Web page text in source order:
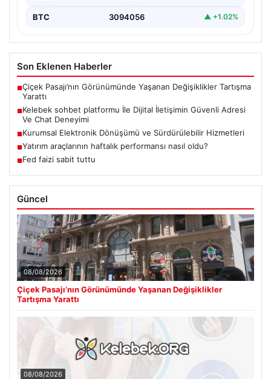
BTC 3094056 ▲ +1.02%
Son Eklenen Haberler
■Çiçek Pasajı’nın Görünümünde Yaşanan Değişiklikler Tartışma
Yarattı
■Kelebek sohbet platformu İle Dijital İletişimin Güvenli Adresi
Ve Chat Deneyimi
■Kurumsal Elektronik Dönüşümü ve Sürdürülebilir Hizmetleri
■Yatırım araçlarının haftalık performansı nasıl oldu?
■Fed faizi sabit tuttu
Güncel
08/08/2026
Çiçek Pasajı’nın Görünümünde Yaşanan Değişiklikler
Tartışma Yarattı
08/08/2026